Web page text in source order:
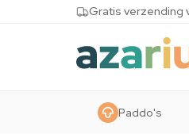
Skip to content Gratis verzending
Paddo's